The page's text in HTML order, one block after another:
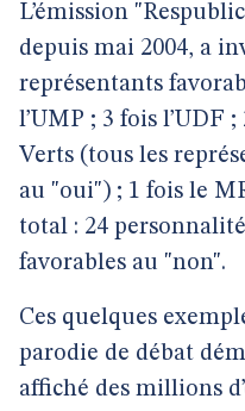
L’émission
depuis mai 2004, a
représentants
l’UMP ; 3 fois l’UDF
Verts (tous les
au "oui") ; 1 fois le
total : 24
favorables au "non".
Ces quelques
parodie de débat
affiché des millions